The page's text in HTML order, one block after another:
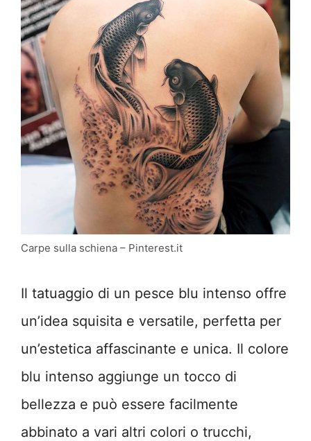
Carpe sulla schiena – Pinterest.it
Il tatuaggio di un pesce blu intenso offre
un’idea squisita e versatile, perfetta per
un’estetica affascinante e unica. Il colore
blu intenso aggiunge un tocco di
bellezza e può essere facilmente
abbinato a vari altri colori o trucchi,